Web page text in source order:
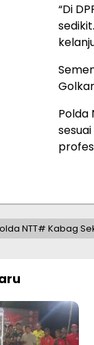
“Di
Polda
NTT# Kabag